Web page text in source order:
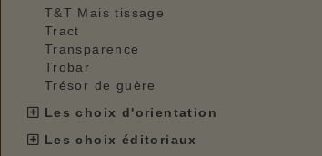
T&T Mais tissage
Tract
Transparence
Trobar
Trésor de guère
Les choix d'orientation
Les choix éditoriaux